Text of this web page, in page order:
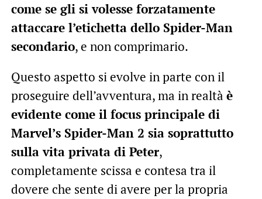
come se gli si volesse forzatamente
attaccare l’etichetta dello Spider-Man
secondario, e non comprimario.
Questo aspetto si evolve in parte con il
proseguire dell’avventura, ma in realtà è
evidente come il focus principale di
Marvel’s Spider-Man 2 sia soprattutto
sulla vita privata di Peter,
completamente scissa e contesa tra il
dovere che sente di avere per la propria